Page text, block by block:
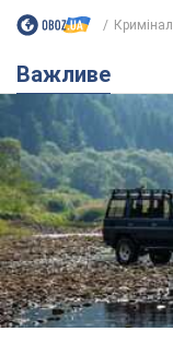
Кримінал
Важливе